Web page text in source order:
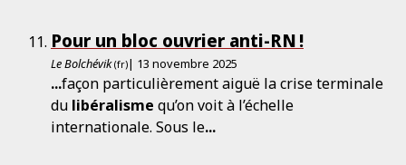
Pour un bloc ouvrier anti-RN !
Le Bolchévik (fr)| 13 novembre 2025
...façon particulièrement aiguë la crise terminale
du libéralisme qu’on voit à l’échelle
internationale. Sous le...